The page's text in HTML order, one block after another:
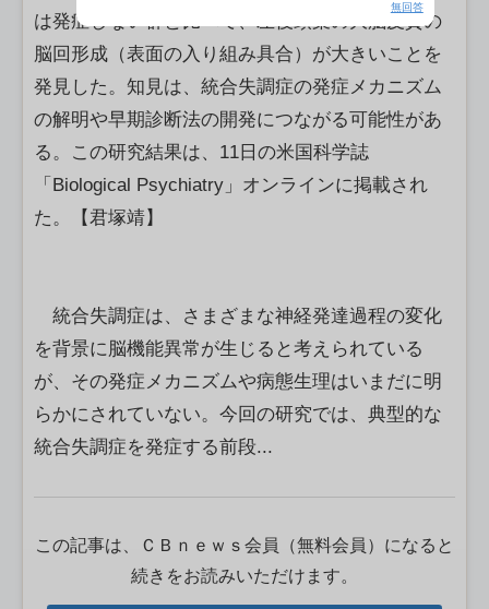
は発症しない群と比べて、左後頭葉の大脳皮質の
脳回形成（表面の入り組み具合）が大きいことを
発見した。知見は、統合失調症の発症メカニズム
の解明や早期診断法の開発につながる可能性があ
る。この研究結果は、11日の米国科学誌
「Biological Psychiatry」オンラインに掲載され
た。【君塚靖】
統合失調症は、さまざまな神経発達過程の変化
を背景に脳機能異常が生じると考えられている
が、その発症メカニズムや病態生理はいまだに明
らかにされていない。今回の研究では、典型的な
統合失調症を発症する前段...
この記事は、ＣＢｎｅｗｓ会員（無料会員）になると
続きをお読みいただけます。
無回答